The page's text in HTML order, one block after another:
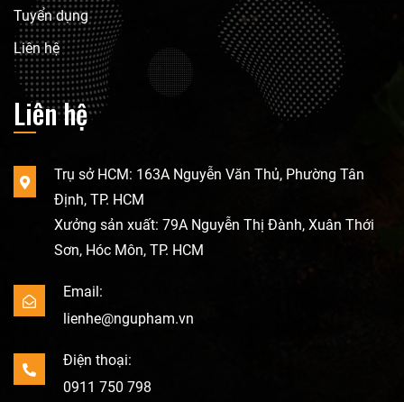
Tuyển dụng
Liên hệ
Liên hệ
Trụ sở HCM: 163A Nguyễn Văn Thủ, Phường Tân
Định, TP. HCM
Xưởng sản xuất: 79A Nguyễn Thị Đành, Xuân Thới
Sơn, Hóc Môn, TP. HCM
Email:
lienhe@ngupham.vn
Điện thoại:
0911 750 798